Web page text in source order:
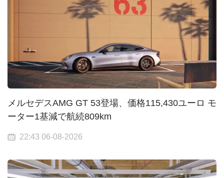
メルセデスAMG GT 53登場、価格115,430ユーロ モ
ーター1基減で航続809km
22:43 06-08-2026